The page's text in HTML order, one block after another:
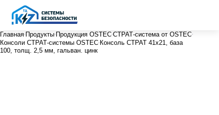
Главная Продукты Продукция OSTEC СТРАТ-система от OSTEC
Консоли СТРАТ-системы OSTEC Консоль СТРАТ 41х21, база
100, толщ. 2,5 мм, гальван. цинк